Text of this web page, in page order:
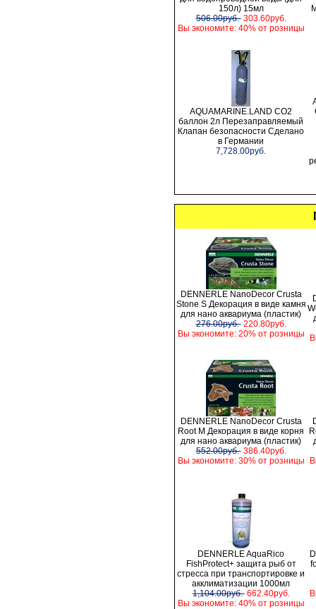
150л) 15мл
506.00руб. 303.60руб.
Вы экономите: 40% от розницы
AQUAMARINE.LAND CO2
баллон 2л Перезаправляемый
Клапан безопасности Сделано
в Германии
7,728.00руб.
DENNERLE NanoDecor Crusta
Stone S Декорация в виде камня
для нано аквариума (пластик)
276.00руб. 220.80руб.
Вы экономите: 20% от розницы
DENNERLE NanoDecor Crusta
Root M Декорация в виде корня
для нано аквариума (пластик)
552.00руб. 386.40руб.
Вы экономите: 30% от розницы
DENNERLE AquaRico
FishProtect+ защита рыб от
стресса при транспортировке и
акклиматизации 1000мл
1,104.00руб. 662.40руб.
Вы экономите: 40% от розницы